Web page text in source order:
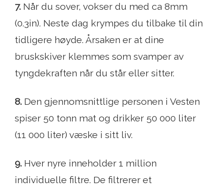
7. Når du sover, vokser du med ca 8mm
(0.3in). Neste dag krympes du tilbake til din
tidligere høyde. Årsaken er at dine
bruskskiver klemmes som svamper av
tyngdekraften når du står eller sitter.
8. Den gjennomsnittlige personen i Vesten
spiser 50 tonn mat og drikker 50 000 liter
(11 000 liter) væske i sitt liv.
9. Hver nyre inneholder 1 million
individuelle filtre. De filtrerer et